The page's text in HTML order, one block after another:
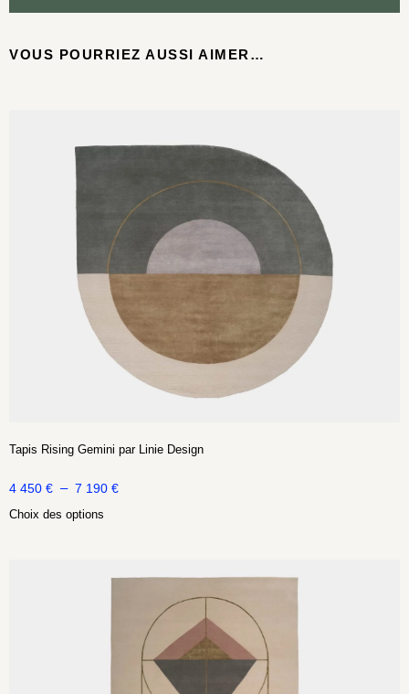
VOUS POURRIEZ AUSSI AIMER…
Tapis Rising Gemini par Linie Design
4 450 € – 7 190 €
Choix des options